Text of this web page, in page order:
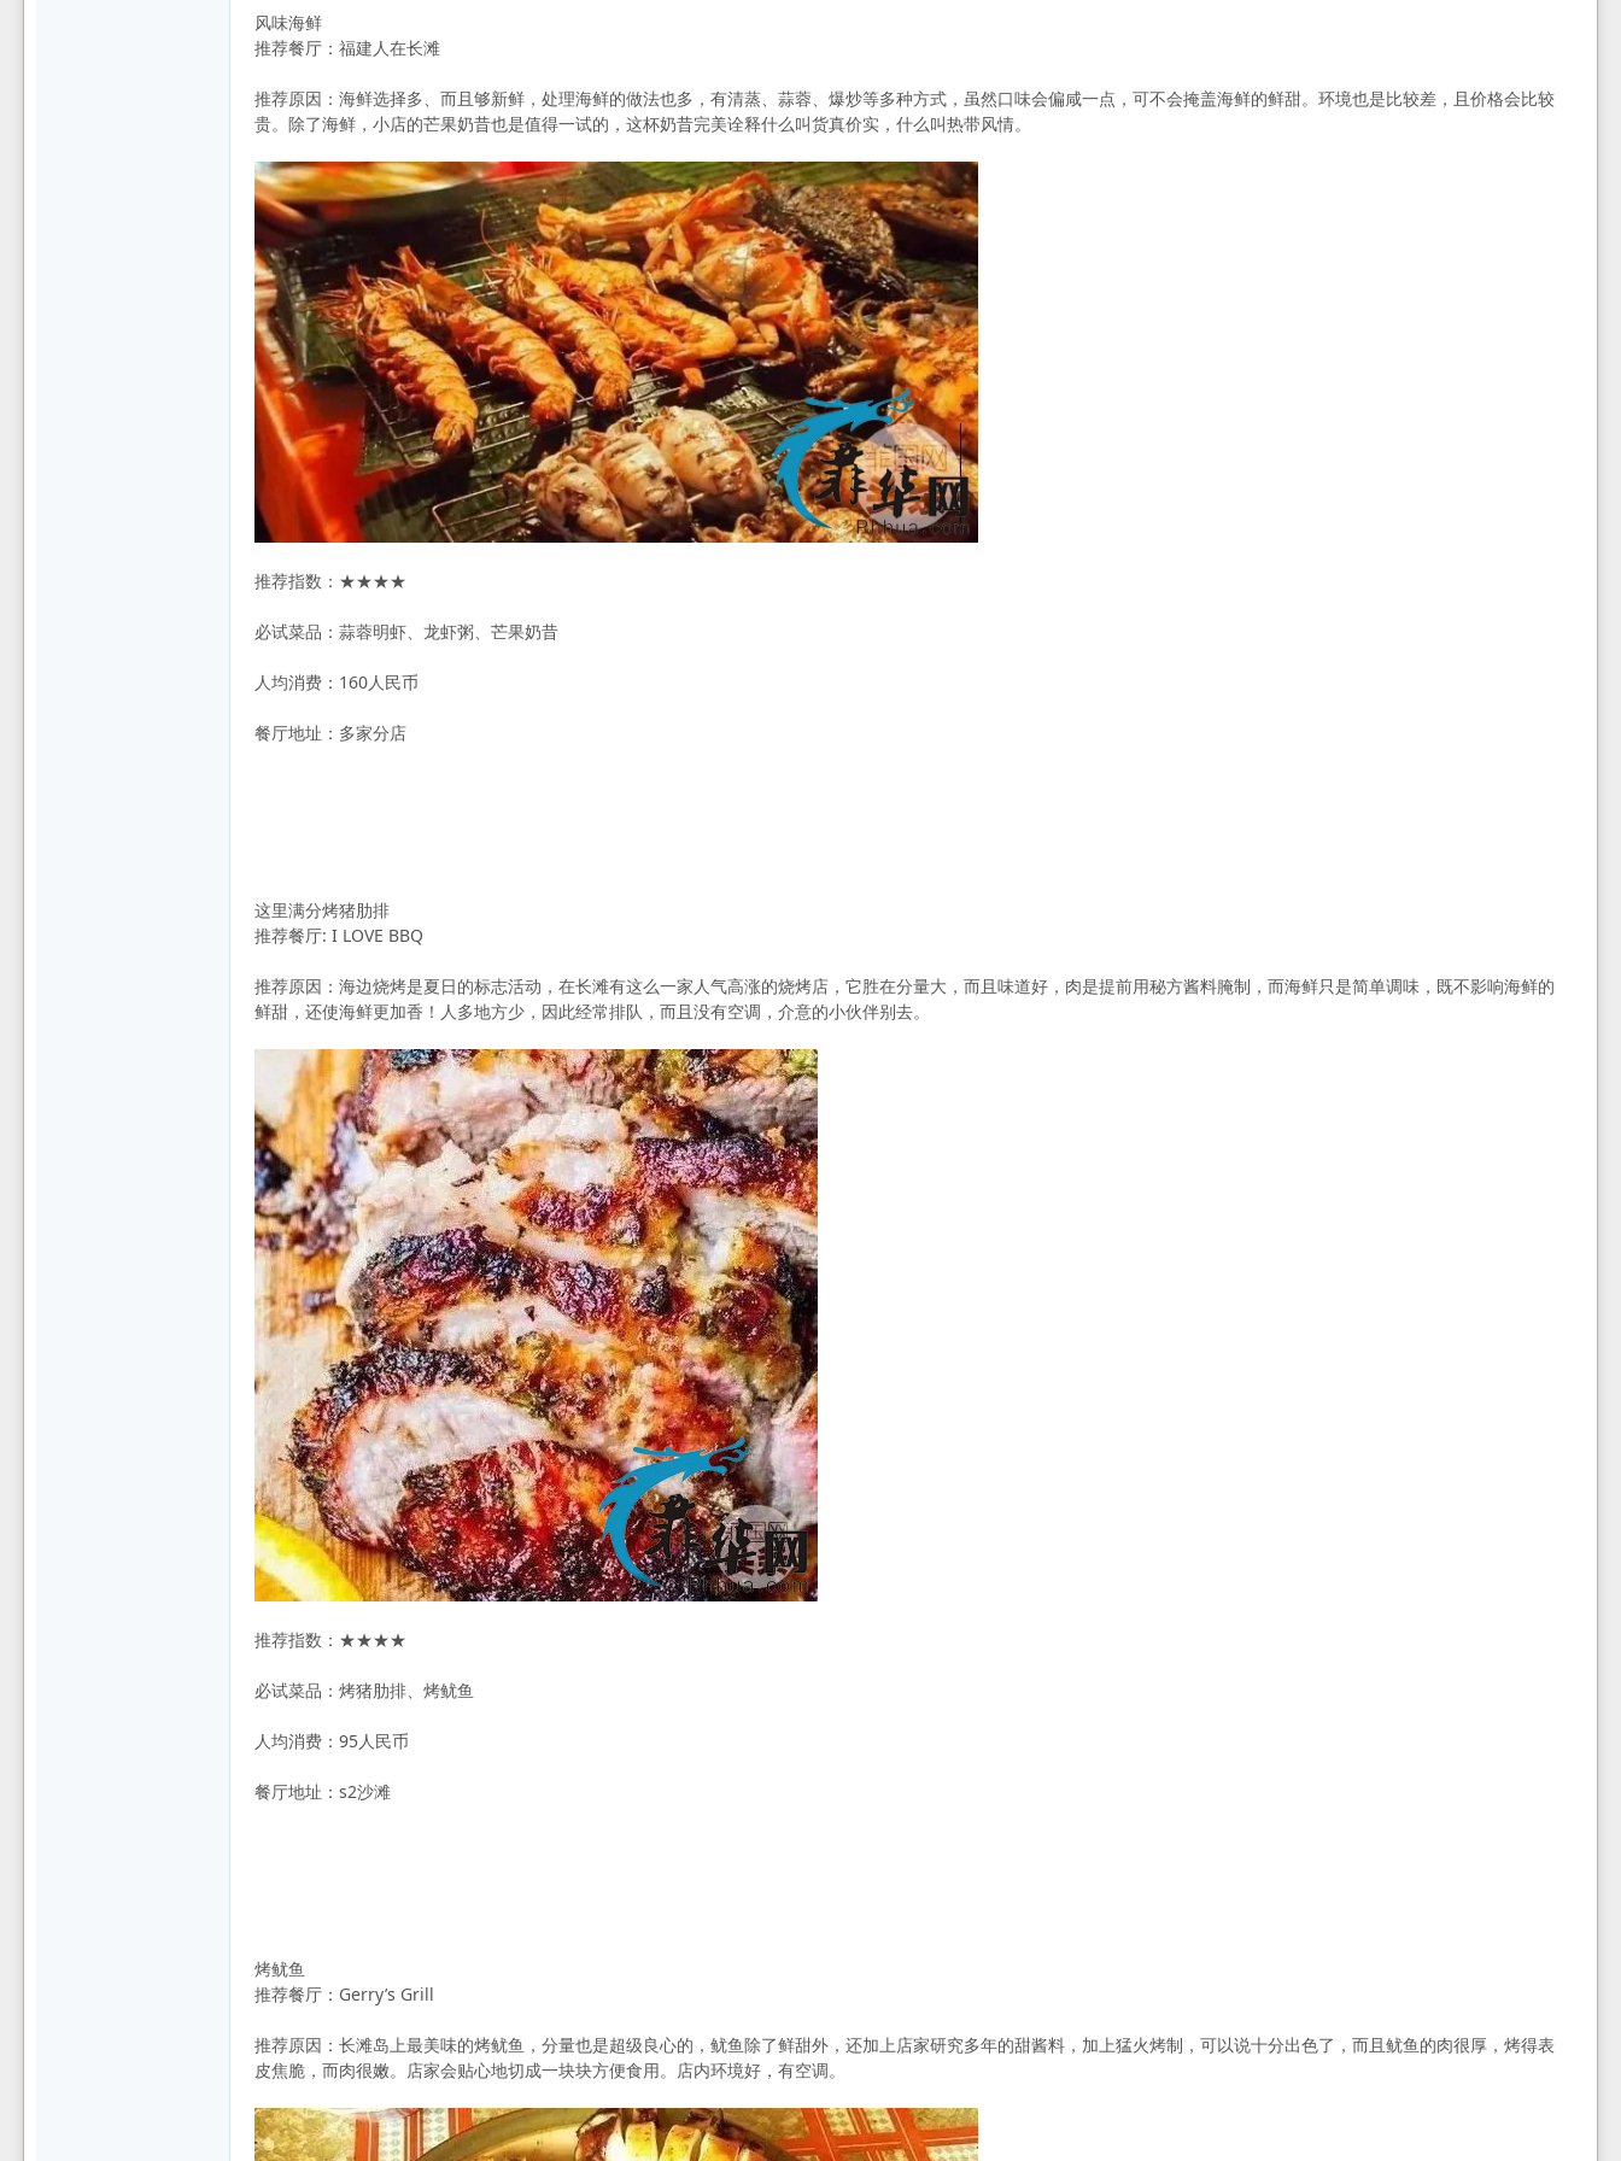
风味海鲜
推荐餐厅：福建人在长滩
推荐原因：海鲜选择多、而且够新鲜，处理海鲜的做法也多，有清蒸、蒜蓉、爆炒等多种方式，虽然口味会偏咸一点，可不会掩盖海鲜的鲜甜。环境也是比较差，且价格会比较
贵。除了海鲜，小店的芒果奶昔也是值得一试的，这杯奶昔完美诠释什么叫货真价实，什么叫热带风情。
推荐指数：★★★★
必试菜品：蒜蓉明虾、龙虾粥、芒果奶昔
人均消费：160人民币
餐厅地址：多家分店
这里满分烤猪肋排
推荐餐厅: I LOVE BBQ
推荐原因：海边烧烤是夏日的标志活动，在长滩有这么一家人气高涨的烧烤店，它胜在分量大，而且味道好，肉是提前用秘方酱料腌制，而海鲜只是简单调味，既不影响海鲜的
鲜甜，还使海鲜更加香！人多地方少，因此经常排队，而且没有空调，介意的小伙伴别去。
推荐指数：★★★★
必试菜品：烤猪肋排、烤鱿鱼
人均消费：95人民币
餐厅地址：s2沙滩
烤鱿鱼
推荐餐厅：Gerry’s Grill
推荐原因：长滩岛上最美味的烤鱿鱼，分量也是超级良心的，鱿鱼除了鲜甜外，还加上店家研究多年的甜酱料，加上猛火烤制，可以说十分出色了，而且鱿鱼的肉很厚，烤得表
皮焦脆，而肉很嫩。店家会贴心地切成一块块方便食用。店内环境好，有空调。